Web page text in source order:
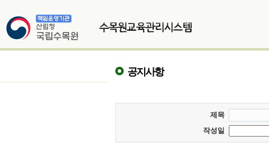
공지사항
제목
작성일